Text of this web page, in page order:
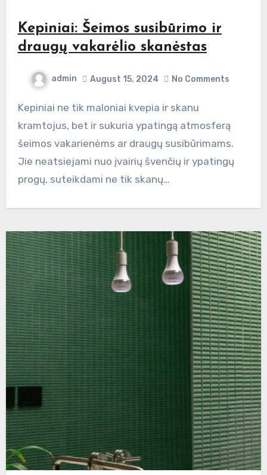
Kepiniai: Šeimos susibūrimo ir
draugų vakarėlio skanėstas
admin August 15, 2024 No Comments
Kepiniai ne tik maloniai kvepia ir skanu
kramtojus, bet ir sukuria ypatingą atmosferą
šeimos vakarienėms ar draugų susibūrimams.
Jie neatsiejami nuo įvairių švenčių ir ypatingų
progų, suteikdami ne tik skanų…